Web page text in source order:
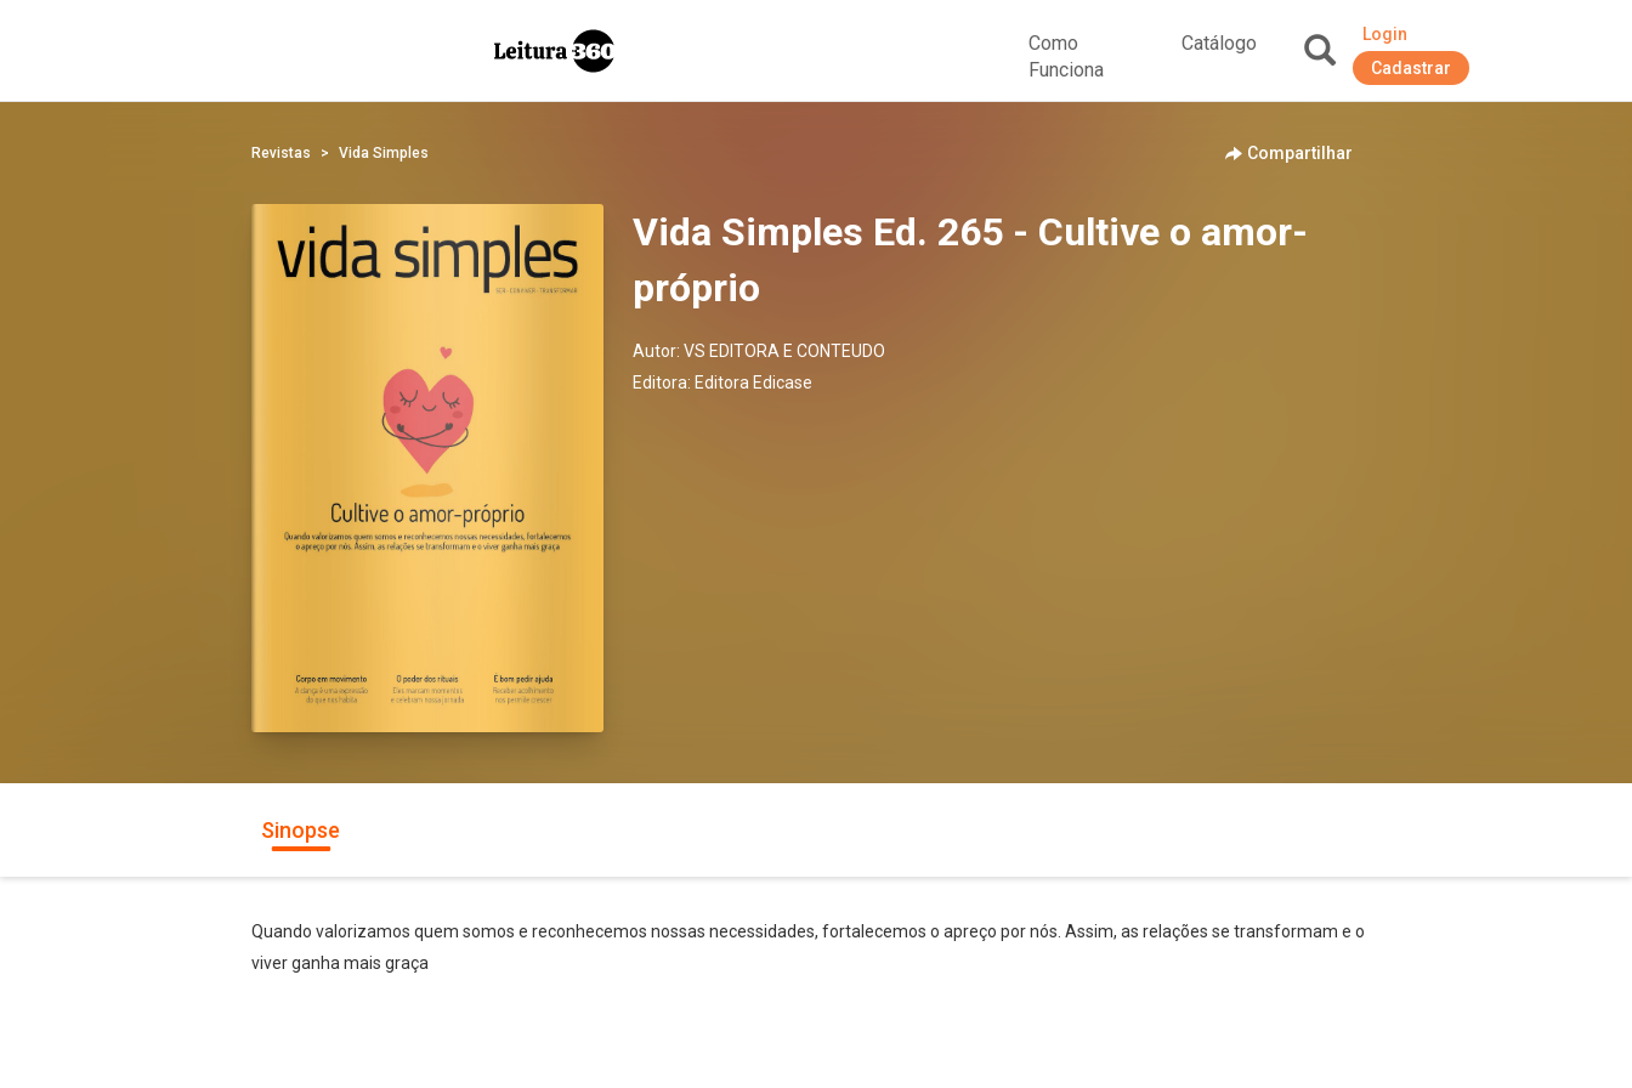
Como
Funciona
Catálogo
Login
Cadastrar
Revistas Vida Simples Compartilhar
Vida Simples Ed. 265 - Cultive o amor-
próprio
Autor: VS EDITORA E CONTEUDO
Editora: Editora Edicase
Sinopse
Quando valorizamos quem somos e reconhecemos nossas necessidades, fortalecemos o apreço por nós. Assim, as relações se transformam e o
viver ganha mais graça